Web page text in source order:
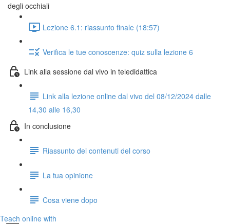
degli occhiali
Lezione 6.1: riassunto finale (18:57)
Verifica le tue conoscenze: quiz sulla lezione 6
Link alla sessione dal vivo in teledidattica
Link alla lezione online dal vivo del 08/12/2024 dalle
14,30 alle 16,30
In conclusione
Riassunto dei contenuti del corso
La tua opinione
Cosa viene dopo
Teach online with